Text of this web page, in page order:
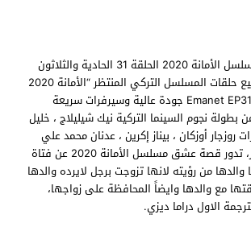
مشاهدة وتحميل مسلسل الأمانة 2020 الحلقة 31 الحادية والثلاثون
مترجمة للعربية، جميع حلقات المسلسل التركي المنتظر “الأمانة 2020
حلقة 31” اون لاين Emanet EP31 جودة عالية وسيرفرات سريعة
نجوم السينما التركية نيك شيليلاج ، خليل
روزجار أوزكان ، بيناز إكرين ، عدنان محمد علي
أصلان ، أوزجي أجيار، تدور قصة عشق مسلسل الأمانة 2020 عن فتاة
من رؤيته لانها تزوجت برجل لايرده والدها
مع والدها وايضاً المحافظة على زواجها،
الاول دراما ديزي.